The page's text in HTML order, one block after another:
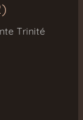
Trinité